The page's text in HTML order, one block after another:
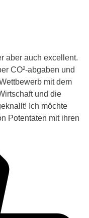
aber auch excellent.
CO²-abgaben und
mit dem
und die
Ich möchte
Potentaten mit ihren